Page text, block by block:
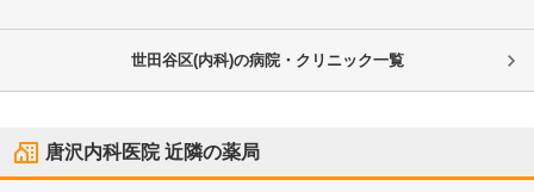
世田谷区(内科)の病院・クリニック一覧
唐沢内科医院近隣の薬局